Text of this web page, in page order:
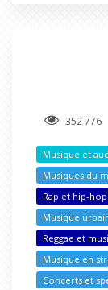
352 776
Musique et
Musiques du
Rap et hip-hop
Musique
Reggae et
Musique en
Concerts et